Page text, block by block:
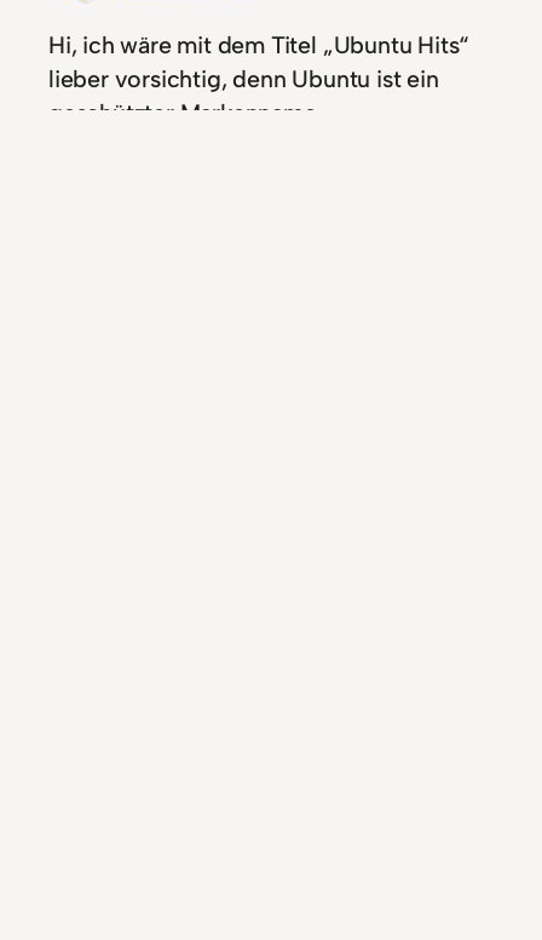
Hi, ich wäre mit dem Titel „Ubuntu Hits“
lieber vorsichtig, denn Ubuntu ist ein
geschützter Markenname.